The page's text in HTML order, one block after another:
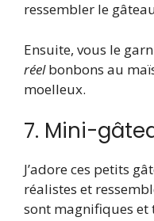
ressembler le
Ensuite, vous le
réelbonbons au
moelleux.
7. Mini-
J’adore ces petits
réalistes et
sont magnifiques